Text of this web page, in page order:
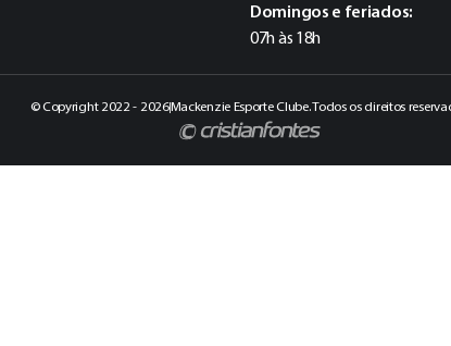
Domingos e feriados:
07h às 18h
© Copyright 2022 - 2026Mackenzie Esporte Clube. Todos os direitos